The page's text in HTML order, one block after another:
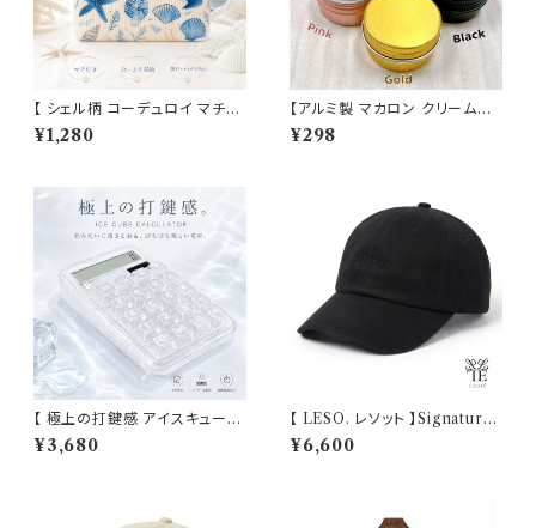
【 シェル柄 コーデュロイ マチ付
きポーチ 】海モチーフ 化粧ポー
チ トラベルポーチ 小物入れ 大
ポーチ ブルー
¥1,280
【アルミ製 マカロン クリームケ
ース 】 25g ピンク ゴールド ブ
ラック アルミ クリーム缶 コンテ
品 コスメ 旅行 収納
¥298
【 極上の打鍵感 アイスキューブ
クリア 電卓 】ホワイト AMSR
音フェチ タイピング ぽちぽち 1
¥3,680
【 LESO. レソット 】Signature
Minimalist Cap - Black ユニ
セックス / アジャスタブル
¥6,600